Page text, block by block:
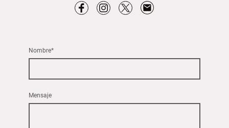
Nombre*
Mensaje